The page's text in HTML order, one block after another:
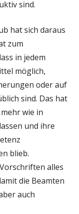
sind.
hat sich daraus
zum
in jedem
möglich,
oder auf
sind. Das hat
wie in
und ihre
blieb.
alles
die Beamten
auch